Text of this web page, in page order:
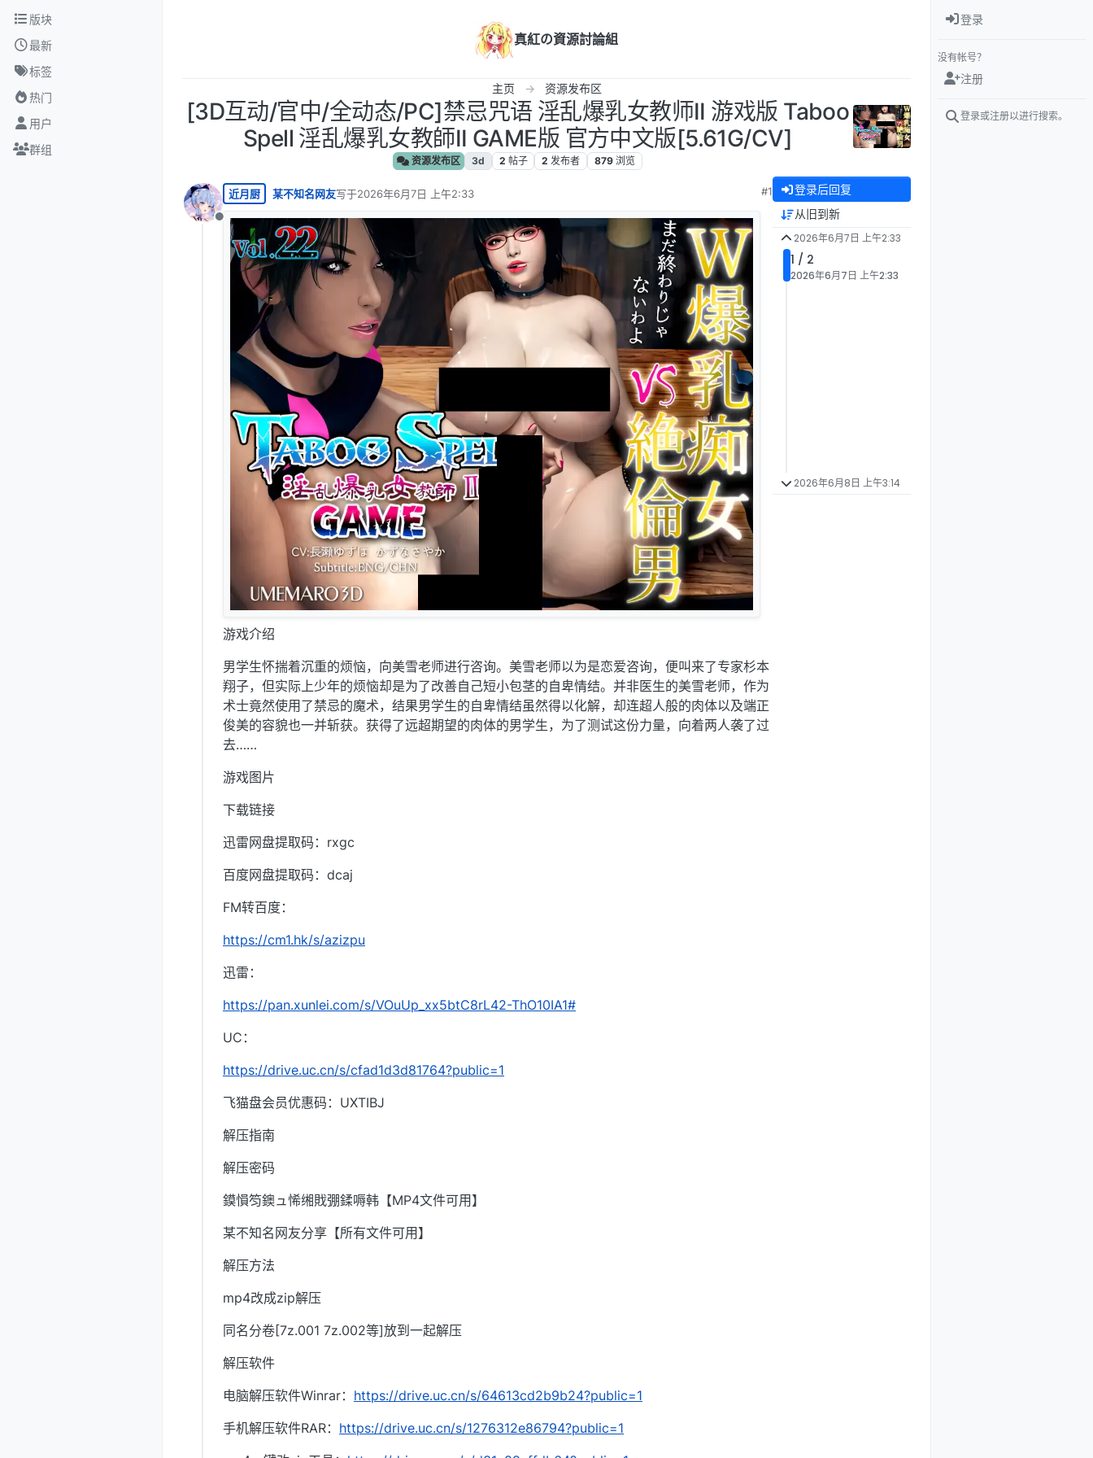
跳转至内容
版块
最新
标签
热门
用户
群组
真紅の資源討論組
主页 资源发布区
[3D互动/官中/全动态/PC]禁忌咒语 淫乱爆乳女教师II 游戏版 Taboo
Spell 淫乱爆乳女教師II GAME版 官方中文版[5.61G/CV]
资源发布区 3d 2 帖子 2 发布者 879 浏览
离线
近月厨 某不知名网友写于2026年6月7日 上午2:33
最后由 编辑
#1
游戏介绍
男学生怀揣着沉重的烦恼，向美雪老师进行咨询。美雪老师以为是恋爱咨询，便叫来了专家杉本
翔子，但实际上少年的烦恼却是为了改善自己短小包茎的自卑情结。并非医生的美雪老师，作为
术士竟然使用了禁忌的魔术，结果男学生的自卑情结虽然得以化解，却连超人般的肉体以及端正
俊美的容貌也一并斩获。获得了远超期望的肉体的男学生，为了测试这份力量，向着两人袭了过
去……
游戏图片
下载链接
迅雷网盘提取码：rxgc
百度网盘提取码：dcaj
FM转百度：
https://cm1.hk/s/azizpu
迅雷：
https://pan.xunlei.com/s/VOuUp_xx5btC8rL42-ThO10IA1#
UC：
https://drive.uc.cn/s/cfad1d3d81764?public=1
飞猫盘会员优惠码：UXTIBJ
解压指南
解压密码
鏌愪笉鐭ュ悕缃戝弸鍒嗕韩【MP4文件可用】
某不知名网友分享【所有文件可用】
解压方法
mp4改成zip解压
同名分卷[7z.001 7z.002等]放到一起解压
解压软件
电脑解压软件Winrar： https://drive.uc.cn/s/64613cd2b9b24?public=1
手机解压软件RAR： https://drive.uc.cn/s/1276312e86794?public=1
登录后回复
从旧到新
2026年6月7日 上午2:33
1 / 2
2026年6月7日 上午2:33
2026年6月8日 上午3:14
登录
没有帐号？
注册
登录或注册以进行搜索。